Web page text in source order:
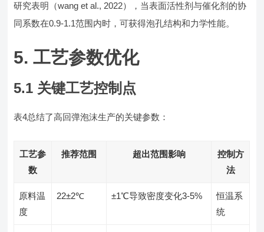
研究表明（wang et al., 2022），当表面活性剂与催化剂的协
同系数在0.9-1.1范围内时，可获得泡孔结构和力学性能。
5. 工艺参数优化
5.1 关键工艺控制点
表4总结了高回弹泡沫生产的关键参数：
工艺参
数
推荐范围 超出范围影响
控制方
法
原料温
度
22±2℃ ±1℃导致密度变化3-5%
恒温系
统